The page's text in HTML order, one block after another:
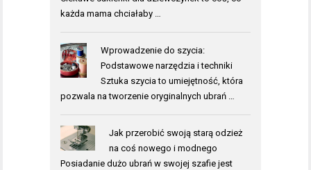
każda mama chciałaby …
Wprowadzenie do szycia:
Podstawowe narzędzia i techniki
Sztuka szycia to umiejętność, która
pozwala na tworzenie oryginalnych ubrań …
Jak przerobić swoją starą odzież
na coś nowego i modnego
Posiadanie dużo ubrań w swojej szafie jest